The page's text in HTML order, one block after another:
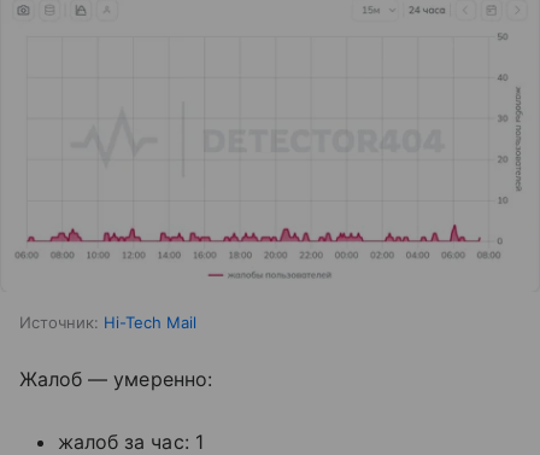
Источник: Hi-Tech Mail
Жалоб — умеренно:
жалоб за час: 1